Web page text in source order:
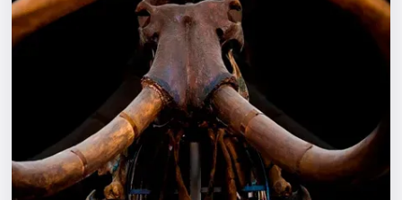
События
Артисты
Рейтинги